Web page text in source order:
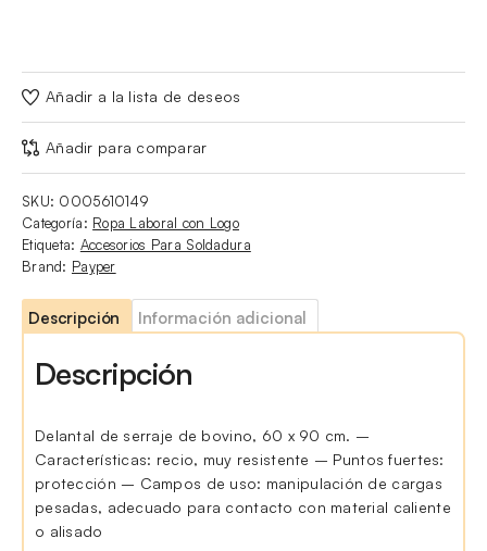
Añadir a la lista de deseos
Añadir para comparar
SKU: 0005610149
Categoría: Ropa Laboral con Logo
Etiqueta: Accesorios Para Soldadura
Brand: Payper
Descripción Información adicional
Descripción
Delantal de serraje de bovino, 60 x 90 cm. –
Características: recio, muy resistente – Puntos fuertes:
protección – Campos de uso: manipulación de cargas
pesadas, adecuado para contacto con material caliente
o alisado